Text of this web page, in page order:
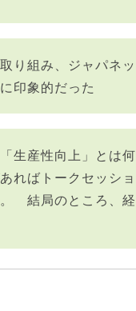
り組み、ジャパネッ
印象的だった
生産性向上」とは何
ればトークセッショ
。 結局のところ、経